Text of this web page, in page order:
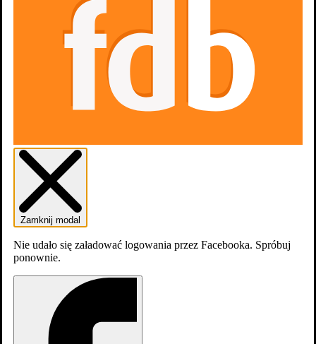
Zamknij modal
Nie udało się załadować logowania przez Facebooka. Spróbuj
ponownie.